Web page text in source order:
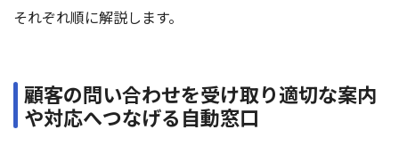
それぞれ順に解説します。
顧客の問い合わせを受け取り適切な案内
や対応へつなげる自動窓口